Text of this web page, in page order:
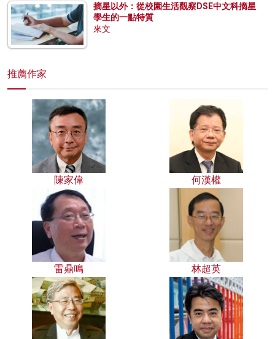
摘星以外：從校園生活觀察DSE中文科摘星
學生的一點特質
來文
推薦作家
陳家偉 何漢權
雷鼎鳴 林超英